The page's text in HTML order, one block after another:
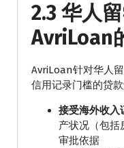
2.3 华人
AvriLoan
AvriLoan针对华人
信用记录门槛的贷款
接受海外收入
产状况（包括
审批依据